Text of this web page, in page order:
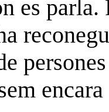
es parla.